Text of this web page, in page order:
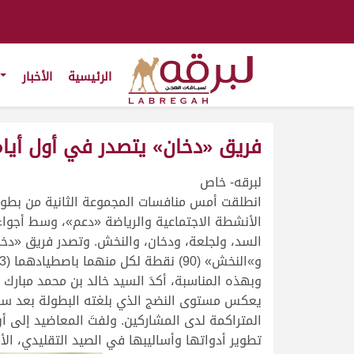
الرئيسية الأخبار
فريق «دخان» يتصدر في أول
لبرقه- خاص
الأنشطة الاجتماعية والرياضة «دعم»، وسط
و»النخش» (90) نقطة لكل منهما باصطيادهما (3) حبارى، وجاء أخيرًا فريق «السد» الذي لم يحقق أيًا من النقاط بعدم تمكنه من اصطياد أي من الطرائد.
وبهذه المناسبة، أكدَ السيد خالد بن محمد
يعكس مستوى النضج الذي بلغته البطولة بعد
المتراكمة لدى المشاركين. ولفتَ المعاضيد
تطوير أدواتها وأساليبها في الصيد التقليدي،